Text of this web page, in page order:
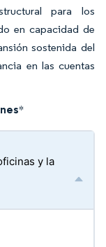
para los
en capacidad de
sostenida del
en las cuentas
*
y la